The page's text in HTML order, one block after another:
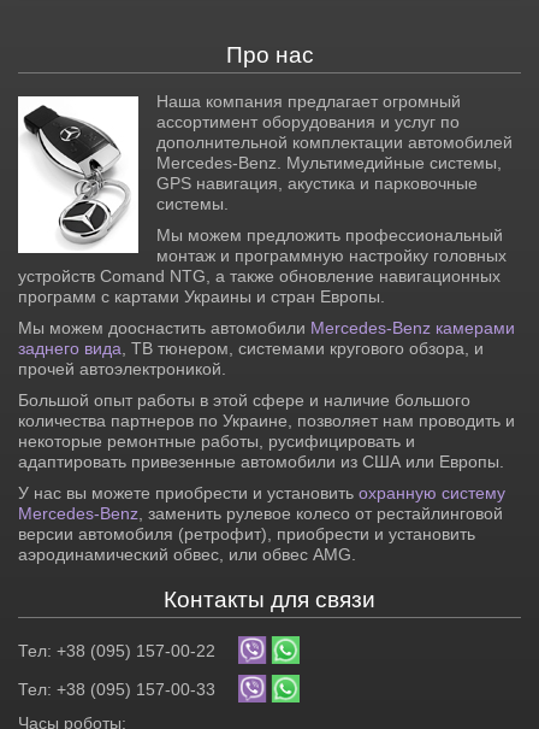
Про нас
Наша компания предлагает огромный
ассортимент оборудования и услуг по
дополнительной комплектации автомобилей
Mercedes-Benz. Мультимедийные системы,
GPS навигация, акустика и парковочные
системы.
Мы можем предложить профессиональный
монтаж и программную настройку головных
устройств Comand NTG, а также обновление навигационных
программ с картами Украины и стран Европы.
Мы можем дооснастить автомобили Mercedes-Benz камерами
заднего вида , ТВ тюнером, системами кругового обзора, и
прочей автоэлектроникой.
Большой опыт работы в этой сфере и наличие большого
количества партнеров по Украине, позволяет нам проводить и
некоторые ремонтные работы, русифицировать и
адаптировать привезенные автомобили из США или Европы.
У нас вы можете приобрести и установить охранную систему
Mercedes-Benz , заменить рулевое колесо от рестайлинговой
версии автомобиля (ретрофит), приобрести и установить
аэродинамический обвес, или обвес AMG.
Контакты для связи
Тел: +38 (095) 157-00-22
Тел: +38 (095) 157-00-33
Часы роботы: